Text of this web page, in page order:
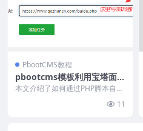
PbootCMS教程
pbootcms模板利用宝塔面板
计划任务执行自动推送网址到
本文介绍了如何通过PHP脚本自动
11